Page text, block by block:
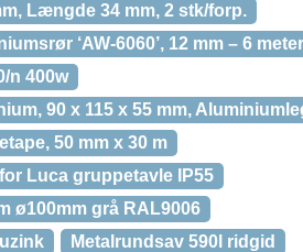
Længde 34 mm, 2 stk/forp.
‘AW-6060’, 12 mm – 6 meter
n 400w
90 x 115 x 55 mm,
50 mm x 30 m
Luca gruppetavle IP55
ø100mm grå RAL9006
Metalrundsav 590l ridgid